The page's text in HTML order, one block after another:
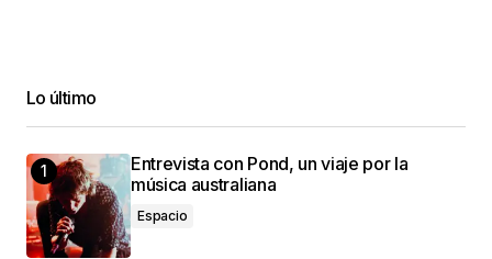
Lo último
Entrevista con Pond, un viaje por la
música australiana
Espacio